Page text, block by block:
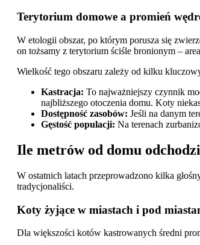
Terytorium domowe a promień
W etologii obszar, po którym porusza się
on tożsamy z terytorium ściśle bronionym –
Wielkość tego obszaru zależy od kilku
Kastracja: To najważniejszy czynnik
najbliższego otoczenia domu. Koty
Dostępność zasobów: Jeśli na danym
Gęstość populacji: Na terenach
Ile metrów od domu
W ostatnich latach przeprowadzono kilka
tradycjonaliści.
Koty żyjące w miastach i pod
Dla większości kotów kastrowanych średni